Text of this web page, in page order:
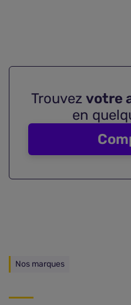
Trouvez votre
en
Nos marques